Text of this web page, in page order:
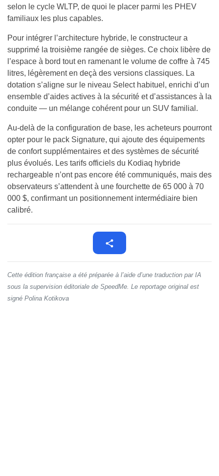
selon le cycle WLTP, de quoi le placer parmi les PHEV
familiaux les plus capables.
Pour intégrer l’architecture hybride, le constructeur a
supprimé la troisième rangée de sièges. Ce choix libère de
l’espace à bord tout en ramenant le volume de coffre à 745
litres, légèrement en deçà des versions classiques. La
dotation s’aligne sur le niveau Select habituel, enrichi d’un
ensemble d’aides actives à la sécurité et d’assistances à la
conduite — un mélange cohérent pour un SUV familial.
Au‑delà de la configuration de base, les acheteurs pourront
opter pour le pack Signature, qui ajoute des équipements
de confort supplémentaires et des systèmes de sécurité
plus évolués. Les tarifs officiels du Kodiaq hybride
rechargeable n’ont pas encore été communiqués, mais des
observateurs s’attendent à une fourchette de 65 000 à 70
000 $, confirmant un positionnement intermédiaire bien
calibré.
Cette édition française a été préparée à l’aide d’une traduction par IA
sous la supervision éditoriale de SpeedMe. Le reportage original est
signé Polina Kotikova